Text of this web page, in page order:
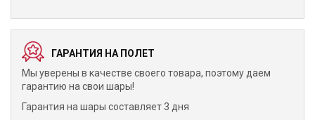
ГАРАНТИЯ НА ПОЛЕТ
Мы уверены в качестве своего товара, поэтому даем
гарантию на свои шары!
Гарантия на шары составляет 3 дня